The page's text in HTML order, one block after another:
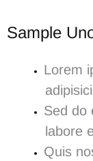
Sample
Lorem
Sed do
labore
Quis